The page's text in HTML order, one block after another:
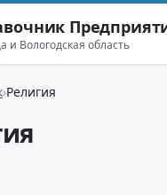
и Вологодская область
Религия